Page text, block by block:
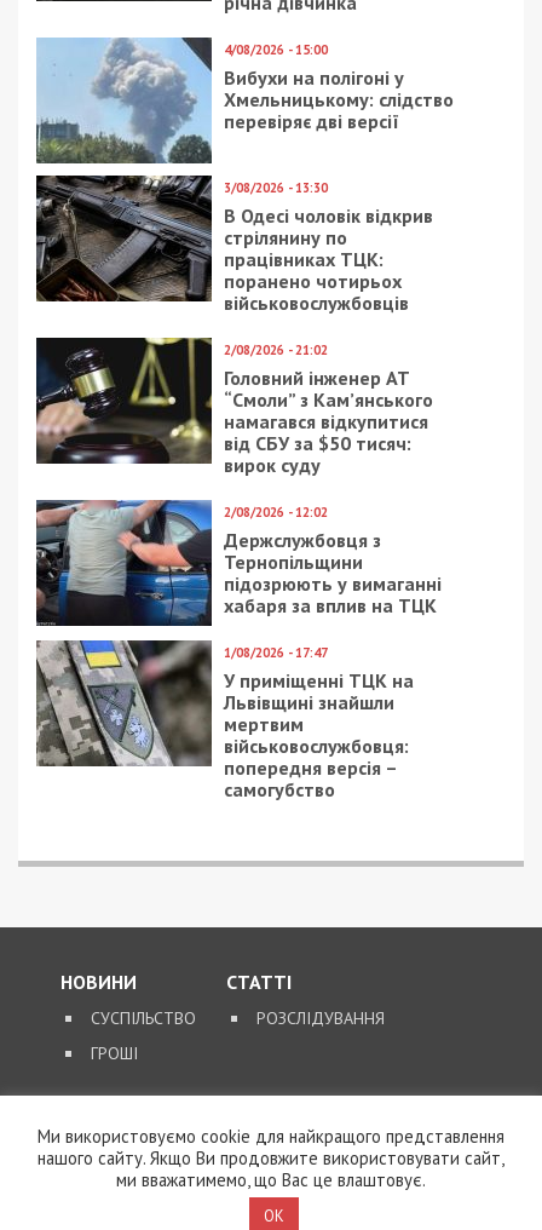
пособництво у розтраті майна за ч. 5 ст. 27, ч. 4
ст. 191 КК України. Досудове розслідування
триває, правоохоронці встановлюють точну
кількість ошуканих пацієнтів та перевіряють інші
виплати на адресу згаданого підприємства.
Нагадаємо, раніше ми повідомляли про те, що
у Житомирі шахрай привласнював донати для
протезування військовослужбовиці ЗСУ.
Facebook
Telegram
Twitter
WhatsApp
ViberEmail
Категории:Гроші,Суспільство
посадовець, привласнення коштів
розтрата бюджетних коштів
Рекламні блоки дають нам змогу
залишатися незалежними ЗМІ, а вам -
отримувати найсвіжіші новини під ними.
Приєднуйтесь також до 49000 в Google News. Слідкуйте
за останніми новинами!
Приєднатися
Читайте також
На фіктивному розмінуванні полів у трьох
49 млн грн бюджетних коштів
Следующая статья:
На Харківщині депутат під приводом
“евакуації” привласнив комунальне
обладнання на 14,5 млн грн
СУСПІЛЬСТВО
Ми використовуємо cookie для найкращого представлення
нашого сайту. Якщо Ви продовжите використовувати сайт,
ми вважатимемо, що Вас це влаштовує.
OK